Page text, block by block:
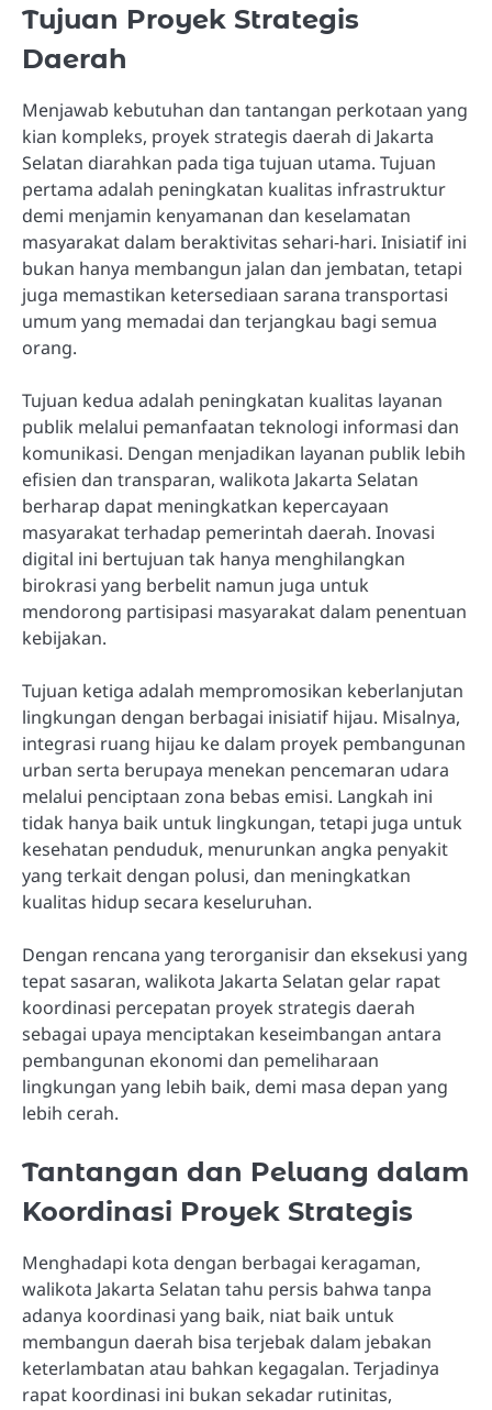
Tujuan Proyek Strategis
Daerah
Menjawab kebutuhan dan tantangan perkotaan yang
kian kompleks, proyek strategis daerah di Jakarta
Selatan diarahkan pada tiga tujuan utama. Tujuan
pertama adalah peningkatan kualitas infrastruktur
demi menjamin kenyamanan dan keselamatan
masyarakat dalam beraktivitas sehari-hari. Inisiatif ini
bukan hanya membangun jalan dan jembatan, tetapi
juga memastikan ketersediaan sarana transportasi
umum yang memadai dan terjangkau bagi semua
orang.
Tujuan kedua adalah peningkatan kualitas layanan
publik melalui pemanfaatan teknologi informasi dan
komunikasi. Dengan menjadikan layanan publik lebih
efisien dan transparan, walikota Jakarta Selatan
berharap dapat meningkatkan kepercayaan
masyarakat terhadap pemerintah daerah. Inovasi
digital ini bertujuan tak hanya menghilangkan
birokrasi yang berbelit namun juga untuk
mendorong partisipasi masyarakat dalam penentuan
kebijakan.
Tujuan ketiga adalah mempromosikan keberlanjutan
lingkungan dengan berbagai inisiatif hijau. Misalnya,
integrasi ruang hijau ke dalam proyek pembangunan
urban serta berupaya menekan pencemaran udara
melalui penciptaan zona bebas emisi. Langkah ini
tidak hanya baik untuk lingkungan, tetapi juga untuk
kesehatan penduduk, menurunkan angka penyakit
yang terkait dengan polusi, dan meningkatkan
kualitas hidup secara keseluruhan.
Dengan rencana yang terorganisir dan eksekusi yang
tepat sasaran, walikota Jakarta Selatan gelar rapat
koordinasi percepatan proyek strategis daerah
sebagai upaya menciptakan keseimbangan antara
pembangunan ekonomi dan pemeliharaan
lingkungan yang lebih baik, demi masa depan yang
lebih cerah.
Tantangan dan Peluang dalam
Koordinasi Proyek Strategis
Menghadapi kota dengan berbagai keragaman,
walikota Jakarta Selatan tahu persis bahwa tanpa
adanya koordinasi yang baik, niat baik untuk
membangun daerah bisa terjebak dalam jebakan
keterlambatan atau bahkan kegagalan. Terjadinya
rapat koordinasi ini bukan sekadar rutinitas,